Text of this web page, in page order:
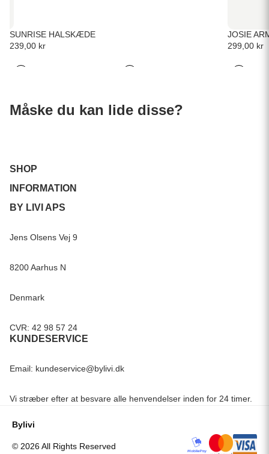
SUNRISE HALSKÆDE
239,00 kr
JOSIE
299,00 kr
Måske du kan lide disse?
SHOP
INFORMATION
BY LIVI APS
Jens Olsens Vej 9
8200 Aarhus N
Denmark
CVR: 42 98 57 24
KUNDESERVICE
Email: kundeservice@bylivi.dk
Vi stræber efter at besvare alle henvendelser inden for 24 timer.
Bylivi
© 2026 All Rights Reserved